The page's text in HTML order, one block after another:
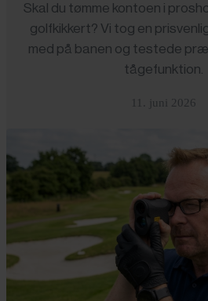
Skal du tømme kontoen i
golfkikkert? Vi tog en
med på banen og testede
tågefunktion.
11. juni 2026